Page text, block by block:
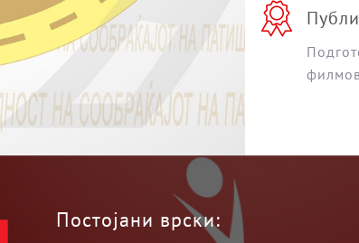
Постојани врски: